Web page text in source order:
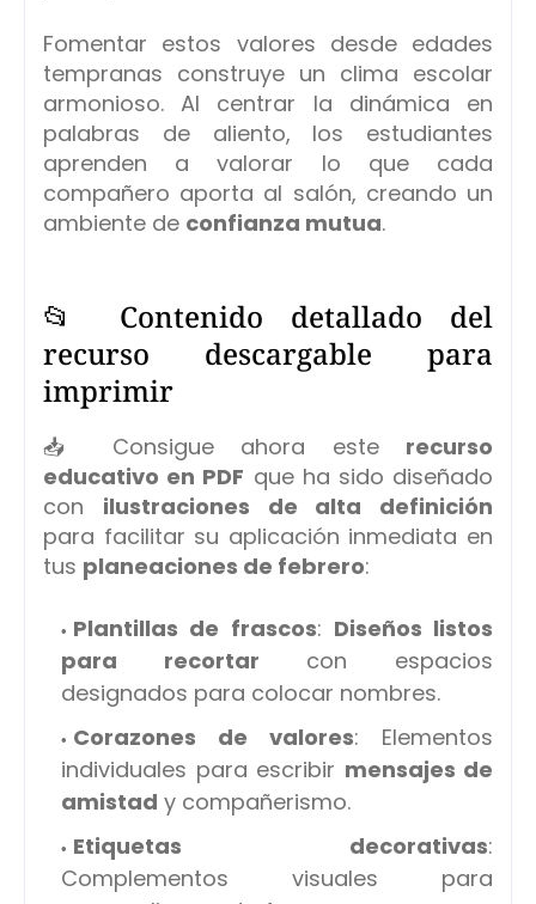
Fomentar estos valores desde edades
tempranas construye un clima escolar
armonioso. Al centrar la dinámica en
palabras de aliento, los estudiantes
aprenden a valorar lo que cada
compañero aporta al salón, creando un
ambiente de confianza mutua.
📂 Contenido detallado del
recurso descargable para
imprimir
📥 Consigue ahora este recurso
educativo en PDF que ha sido diseñado
con ilustraciones de alta definición
para facilitar su aplicación inmediata en
tus planeaciones de febrero:
Plantillas de frascos: Diseños listos
para recortar con espacios
designados para colocar nombres.
Corazones de valores: Elementos
individuales para escribir mensajes de
amistad y compañerismo.
Etiquetas decorativas:
Complementos visuales para